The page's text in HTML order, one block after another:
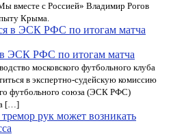
вместе с Россией» Владимир Рогов
Крыма.
в ЭСК РФС по итогам матча
московского футбольного клуба
в экспертно-судейскую комиссию
футбольного союза (ЭСК РФС)
[…]